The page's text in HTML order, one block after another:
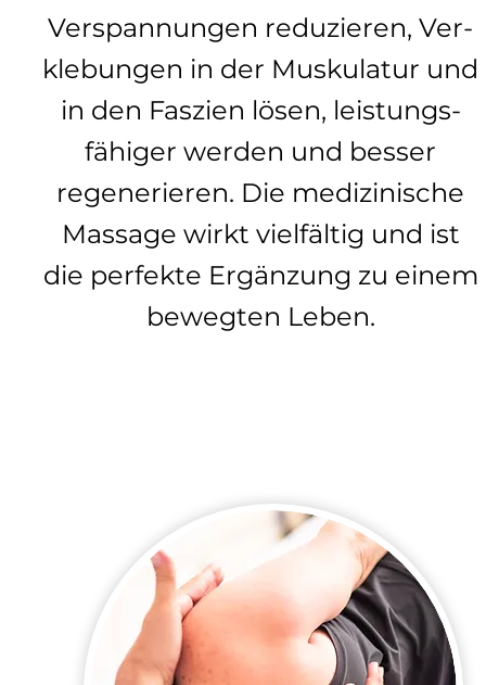
Verspannungen reduzieren, Ver-
klebungen in der Muskulatur und
in den Faszien lösen, leistungs-
fähiger werden und besser
regenerieren. Die medizinische
Massage wirkt vielfältig und ist
die perfekte Ergänzung zu einem
bewegten Leben.